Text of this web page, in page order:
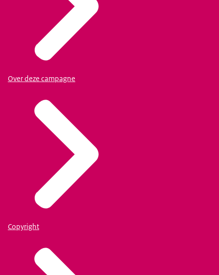
Over deze campagne
Copyright